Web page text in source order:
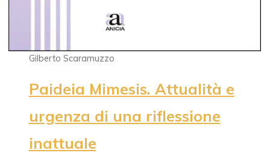
Gilberto Scaramuzzo
Paideia Mimesis. Attualità e
urgenza di una riflessione
inattuale